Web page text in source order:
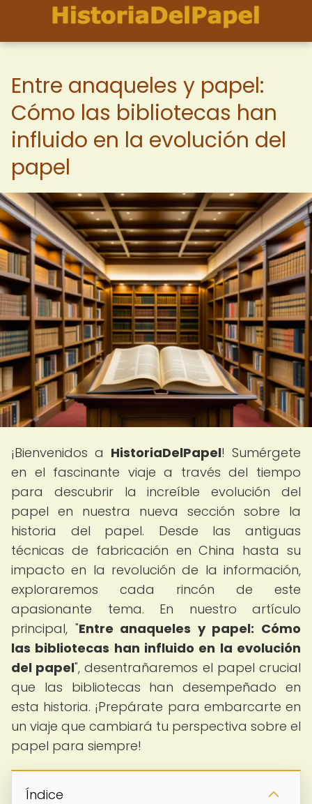
Entre anaqueles y papel:
Cómo las bibliotecas han
influido en la evolución del
papel
¡Bienvenidos a HistoriaDelPapel! Sumérgete
en el fascinante viaje a través del tiempo
para descubrir la increíble evolución del
papel en nuestra nueva sección sobre la
historia del papel. Desde las antiguas
técnicas de fabricación en China hasta su
impacto en la revolución de la información,
exploraremos cada rincón de este
apasionante tema. En nuestro artículo
principal, "Entre anaqueles y papel: Cómo
las bibliotecas han influido en la evolución
del papel", desentrañaremos el papel crucial
que las bibliotecas han desempeñado en
esta historia. ¡Prepárate para embarcarte en
un viaje que cambiará tu perspectiva sobre el
papel para siempre!
Índice